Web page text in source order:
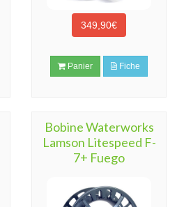
349,90€
Panier Fiche
Bobine Waterworks
Lamson Litespeed F-
7+ Fuego